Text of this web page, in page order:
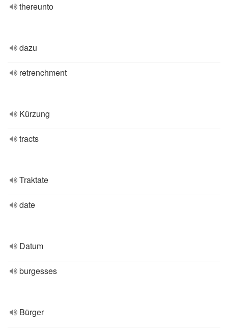
thereunto
dazu
retrenchment
Kürzung
tracts
Traktate
date
Datum
burgesses
Bürger